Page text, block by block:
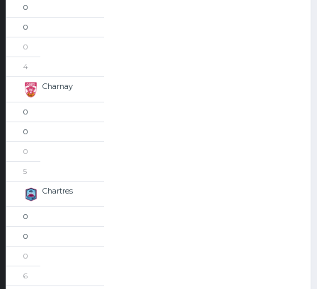
0
0
0
4
Charnay
0
0
0
5
Chartres
0
0
0
6